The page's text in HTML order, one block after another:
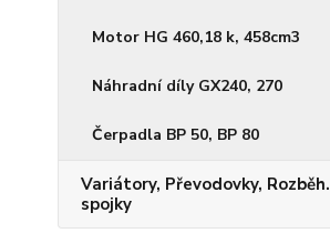
Motor HG 460,18 k, 458cm3
Náhradní díly GX240, 270
Čerpadla BP 50, BP 80
Variátory, Převodovky, Rozběh.
spojky